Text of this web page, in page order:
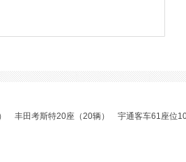
丰田考斯特20座（20辆） 宇通客车61座位10辆